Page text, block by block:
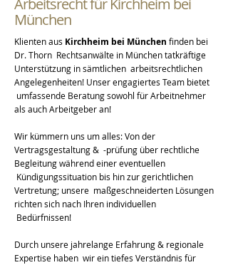
Arbeitsrecht für Kirchheim bei
München
Klienten aus Kirchheim bei München finden bei
Dr. Thorn Rechtsanwälte in München tatkräftige
Unterstützung in sämtlichen arbeitsrechtlichen
Angelegenheiten! Unser engagiertes Team bietet
umfassende Beratung sowohl für Arbeitnehmer
als auch Arbeitgeber an!
Wir kümmern uns um alles: Von der
Vertragsgestaltung & -prüfung über rechtliche
Begleitung während einer eventuellen
Kündigungssituation bis hin zur gerichtlichen
Vertretung; unsere maßgeschneiderten Lösungen
richten sich nach Ihren individuellen
Bedürfnissen!
Durch unsere jahrelange Erfahrung & regionale
Expertise haben wir ein tiefes Verständnis für